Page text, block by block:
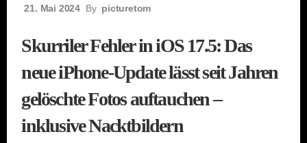
21. Mai 2024 By picturetom
Skurriler Fehler in iOS 17.5: Das
neue iPhone-Update lässt seit Jahren
gelöschte Fotos auftauchen –
inklusive Nacktbildern